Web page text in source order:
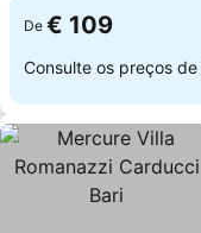
De € 109
Consulte os preços de